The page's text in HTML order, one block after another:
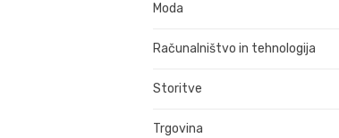
Moda
Računalništvo in tehnologija
Storitve
Trgovina